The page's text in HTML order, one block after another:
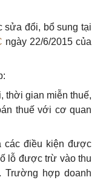
sửa đổi, bổ sung tại
ngày 22/6/2015 của
thời gian miễn thuế,
thuế với cơ quan
các điều kiện được
lỗ được trừ vào thu
Trường hợp doanh